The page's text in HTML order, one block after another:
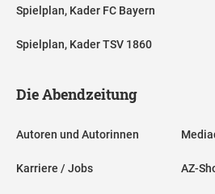
Spielplan, Kader FC Bayern
Spielplan, Kader TSV 1860
Die Abendzeitung
Autoren und Autorinnen
Karriere / Jobs AZ-